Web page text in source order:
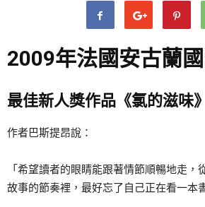
2009年法國安古蘭
最佳新人獎作品《氯的滋味》
作者巴斯提昂說：
「希望讀者的眼睛能跟著情節順暢地走，
故事的節奏裡，最好忘了自己正在看一本